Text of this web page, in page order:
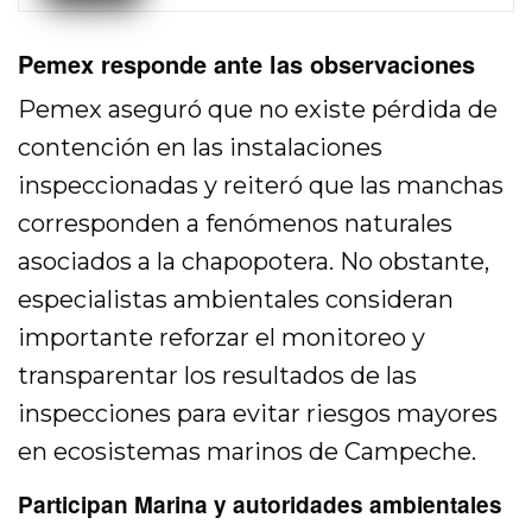
Pemex responde ante las observaciones
Pemex aseguró que no existe pérdida de
contención en las instalaciones
inspeccionadas y reiteró que las manchas
corresponden a fenómenos naturales
asociados a la chapopotera. No obstante,
especialistas ambientales consideran
importante reforzar el monitoreo y
transparentar los resultados de las
inspecciones para evitar riesgos mayores
en ecosistemas marinos de Campeche.
Participan Marina y autoridades ambientales